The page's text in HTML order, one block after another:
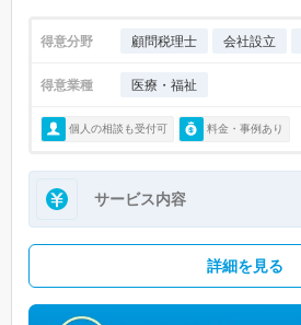
得意分野 顧問税理士 会社設立
得意業種 医療・福祉
個人の相談も受付可 料金・事例あり
サービス内容
詳細を見る